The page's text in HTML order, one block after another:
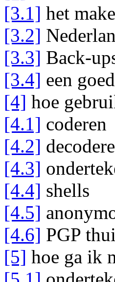
[3.1] het
[3.2]
[3.3] Back-
[3.4] een
[4] hoe
[4.1] coderen
[4.2]
[4.3]
[4.4] shells
[4.5]
[4.6] PGP
[5] hoe ga ik